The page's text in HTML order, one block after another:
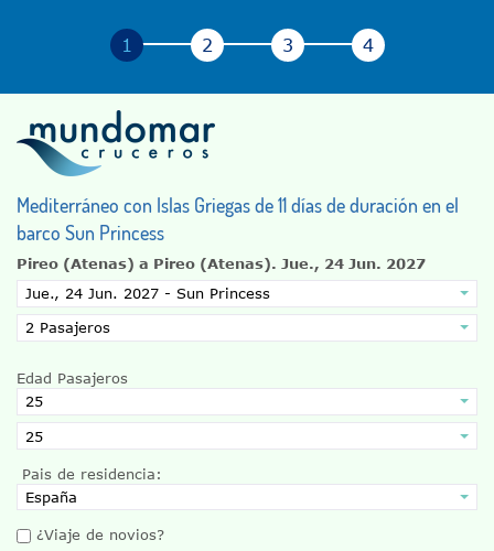
Mediterráneo con Islas Griegas de 11 días de duración en el
barco Sun Princess
Pireo (Atenas) a Pireo (Atenas). Jue., 24 Jun. 2027
Edad Pasajeros
Pais de residencia:
¿Viaje de novios?